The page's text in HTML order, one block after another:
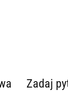
Zadaj